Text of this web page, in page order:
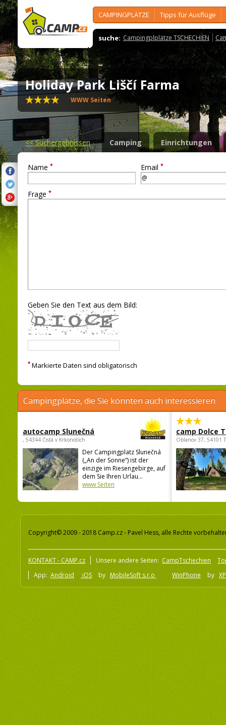
CAMPINGPLÄTZE Tipps für Ausflüge
suche: Campingplplätze TSCHECHIEN
Holiday Park Liščí Farma
WWW Seiten
<<Suchergebnissen Camping Einrichtungen
Name * Email *
Frage *
Geben Sie den Text aus dem Bild:
* Markierte Daten sind obligatorisch
Campingplätze, die Sie könnten auch interessieren
autocamp Slunečná
, 54344 Čistá v Krkonoších
Der Campingplatz Slunečná
(„An der Sonne“) ist der
einzige im Riesengebirge, auf
dem Sie Ihren Urlau...
www Seiten
camp Dolce
Oblanov 37, 54101
Copyright© 2009 - 2018 Camp.cz - Pavel Hess, alle Rechte
KONTAKT - CAMP.cz Unsere andere Seiten: CampTschechien
App: Android iOS by MobileSoft s.r.o WinPhone by